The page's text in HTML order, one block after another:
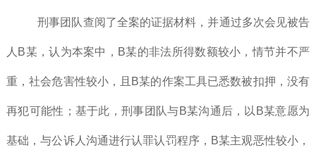
刑事团队查阅了全案的证据材料，并通过多次会见被告
人B某，认为本案中，B某的非法所得数额较小，情节并不严
重，社会危害性较小，且B某的作案工具已悉数被扣押，没有
再犯可能性；基于此，刑事团队与B某沟通后，以B某意愿为
基础，与公诉人沟通进行认罪认罚程序，B某主观恶性较小，